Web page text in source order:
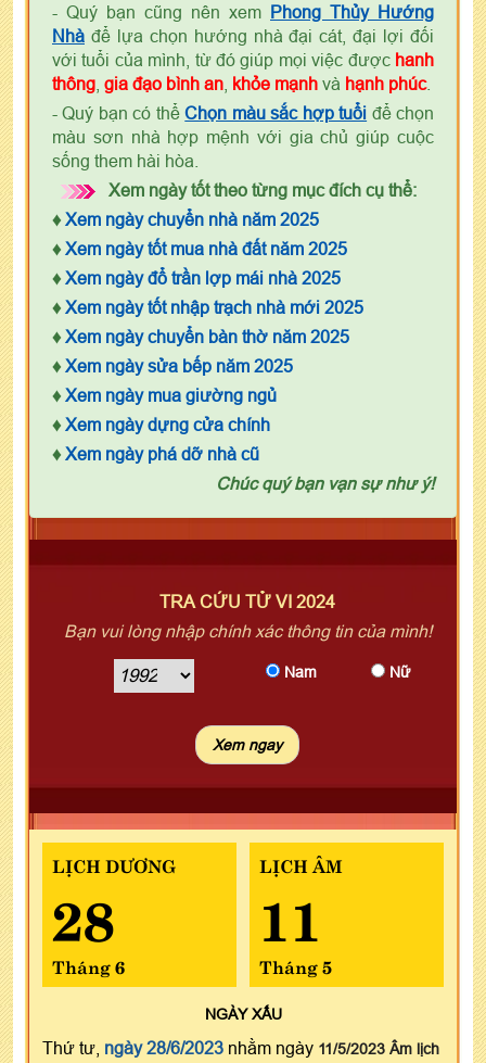
- Quý bạn cũng nên xem Phong Thủy Hướng
Nhà để lựa chọn hướng nhà đại cát, đại lợi đối
với tuổi của mình, từ đó giúp mọi việc được hanh
thông gia đạo bình an khỏe mạnh và hạnh phúc.
- Quý bạn có thểChọn màu sắc hợp tuổi để chọn
màu sơn nhà hợp mệnh với gia chủ giúp cuộc
sống them hài hòa.
Xem ngày tốt theo từng mục đích cụ thể:
♦ Xem ngày chuyển nhà năm 2025
♦ Xem ngày tốt mua nhà đất năm 2025
♦ Xem ngày đổ trần lợp mái nhà 2025
♦ Xem ngày tốt nhập trạch nhà mới 2025
♦ Xem ngày chuyển bàn thờ năm 2025
♦ Xem ngày sửa bếp năm 2025
♦ Xem ngày mua giường ngủ
♦ Xem ngày dựng cửa chính
♦ Xem ngày phá dỡ nhà cũ
Chúc quý bạn vạn sự như ý!
TRA CỨU TỬ VI 2024
Bạn vui lòng nhập chính xác thông tin của mình!
Nam Nữ
LỊCH DƯƠNG
28
Tháng 6
LỊCH ÂM
11
Tháng 5
NGÀYXẤU
Thứ tư, ngày 28/6/2023 nhằm ngày 11/5/2023 Âm lịch